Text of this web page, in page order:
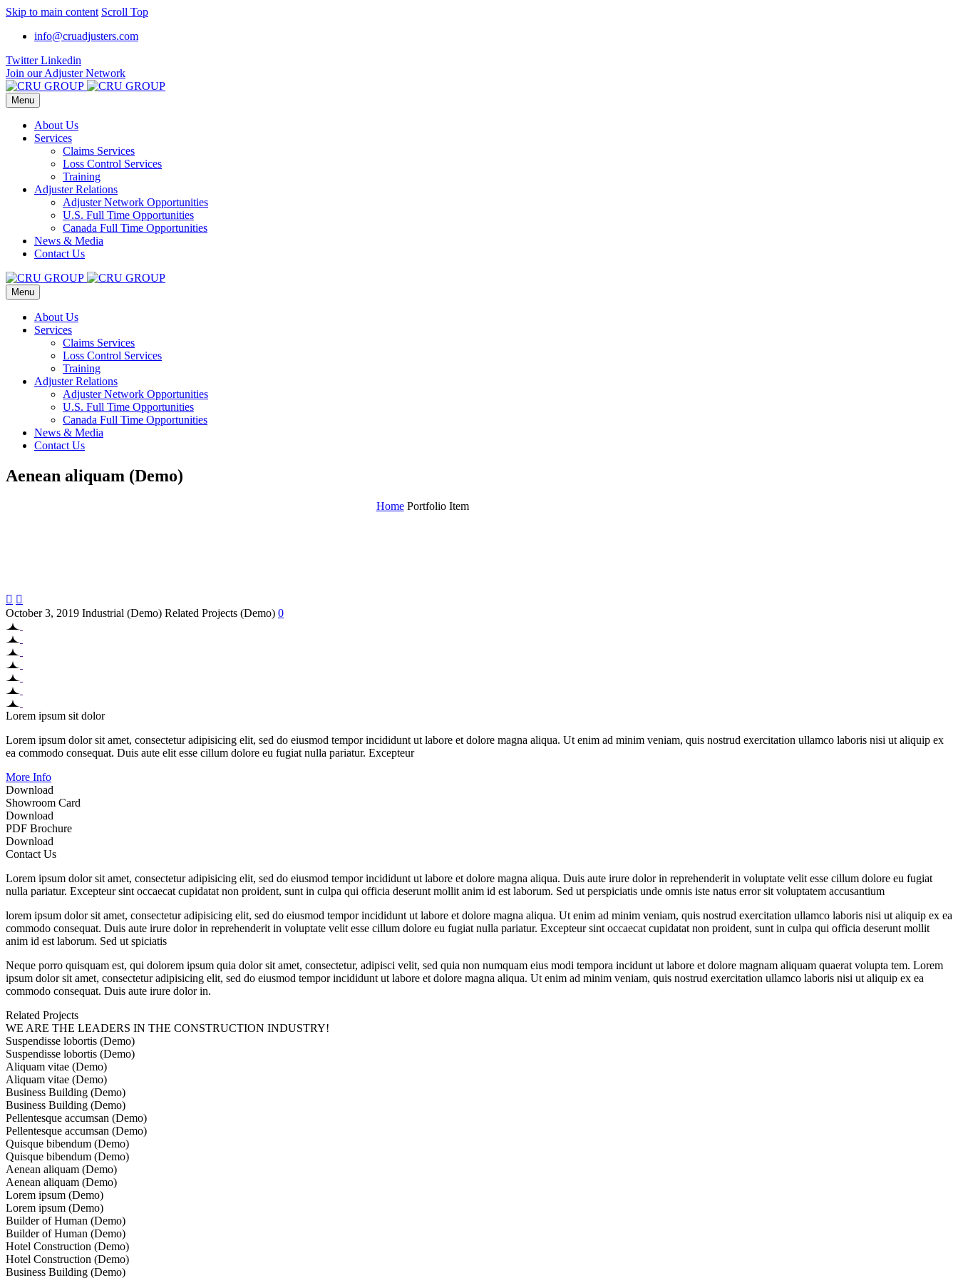
Skip to main content Scroll Top
info@cruadjusters.com
Twitter Linkedin
Join our Adjuster Network
Menu
About Us
Services
Claims Services
Loss Control Services
Training
Adjuster Relations
Adjuster Network Opportunities
U.S. Full Time Opportunities
Canada Full Time Opportunities
News & Media
Contact Us
Menu
About Us
Services
Claims Services
Loss Control Services
Training
Adjuster Relations
Adjuster Network Opportunities
U.S. Full Time Opportunities
Canada Full Time Opportunities
News & Media
Contact Us
Aenean aliquam (Demo)
Home Portfolio Item
 
October 3, 2019 Industrial (Demo) Related Projects (Demo) 0
Lorem ipsum sit dolor
Lorem ipsum dolor sit amet, consectetur adipisicing elit, sed do eiusmod tempor incididunt ut labore et dolore magna aliqua. Ut enim ad minim veniam, quis nostrud exercitation ullamco laboris nisi ut aliquip ex
ea commodo consequat. Duis aute elit esse cillum dolore eu fugiat nulla pariatur. Excepteur
More Info
Download
Showroom Card
Download
PDF Brochure
Download
Contact Us
Lorem ipsum dolor sit amet, consectetur adipisicing elit, sed do eiusmod tempor incididunt ut labore et dolore magna aliqua. Duis aute irure dolor in reprehenderit in voluptate velit esse cillum dolore eu fugiat
nulla pariatur. Excepteur sint occaecat cupidatat non proident, sunt in culpa qui officia deserunt mollit anim id est laborum. Sed ut perspiciatis unde omnis iste natus error sit voluptatem accusantium
lorem ipsum dolor sit amet, consectetur adipisicing elit, sed do eiusmod tempor incididunt ut labore et dolore magna aliqua. Ut enim ad minim veniam, quis nostrud exercitation ullamco laboris nisi ut aliquip ex ea
commodo consequat. Duis aute irure dolor in reprehenderit in voluptate velit esse cillum dolore eu fugiat nulla pariatur. Excepteur sint occaecat cupidatat non proident, sunt in culpa qui officia deserunt mollit
anim id est laborum. Sed ut spiciatis
Neque porro quisquam est, qui dolorem ipsum quia dolor sit amet, consectetur, adipisci velit, sed quia non numquam eius modi tempora incidunt ut labore et dolore magnam aliquam quaerat volupta tem. Lorem
ipsum dolor sit amet, consectetur adipisicing elit, sed do eiusmod tempor incididunt ut labore et dolore magna aliqua. Ut enim ad minim veniam, quis nostrud exercitation ullamco laboris nisi ut aliquip ex ea
commodo consequat. Duis aute irure dolor in.
Related Projects
WE ARE THE LEADERS IN THE CONSTRUCTION INDUSTRY!
Suspendisse lobortis (Demo)
Suspendisse lobortis (Demo)
Aliquam vitae (Demo)
Aliquam vitae (Demo)
Business Building (Demo)
Business Building (Demo)
Pellentesque accumsan (Demo)
Pellentesque accumsan (Demo)
Quisque bibendum (Demo)
Quisque bibendum (Demo)
Aenean aliquam (Demo)
Aenean aliquam (Demo)
Lorem ipsum (Demo)
Lorem ipsum (Demo)
Builder of Human (Demo)
Builder of Human (Demo)
Hotel Construction (Demo)
Hotel Construction (Demo)
Business Building (Demo)